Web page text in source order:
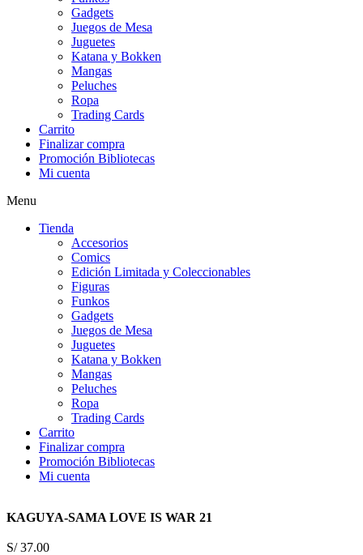
Gadgets
Juegos de Mesa
Juguetes
Katana y Bokken
Mangas
Peluches
Ropa
Trading Cards
Carrito
Finalizar compra
Promoción Bibliotecas
Mi cuenta
Menu
Tienda
Accesorios
Comics
Edición Limitada y Coleccionables
Figuras
Funkos
Gadgets
Juegos de Mesa
Juguetes
Katana y Bokken
Mangas
Peluches
Ropa
Trading Cards
Carrito
Finalizar compra
Promoción Bibliotecas
Mi cuenta
KAGUYA-SAMA LOVE IS WAR 21
S/37.00